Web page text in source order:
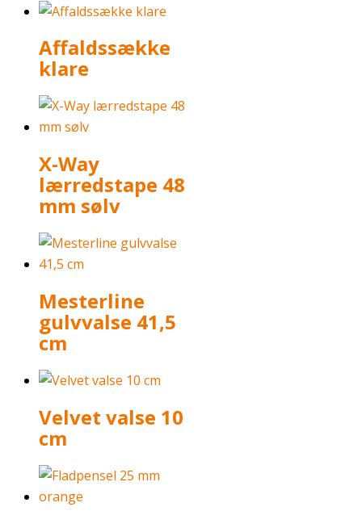
Affaldssække
klare
X-Way
lærredstape 48
mm sølv
Mesterline
gulvvalse 41,5
cm
Velvet valse 10
cm